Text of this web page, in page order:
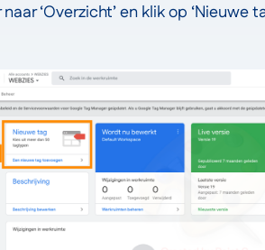
‘Overzicht’ en klik op ‘Nieuwe